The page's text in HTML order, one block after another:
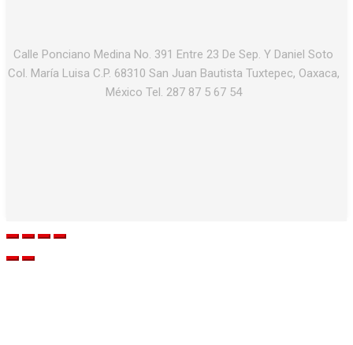
Calle Ponciano Medina No. 391 Entre 23 De Sep. Y Daniel Soto
Col. María Luisa C.P. 68310 San Juan Bautista Tuxtepec, Oaxaca,
México Tel. 287 87 5 67 54